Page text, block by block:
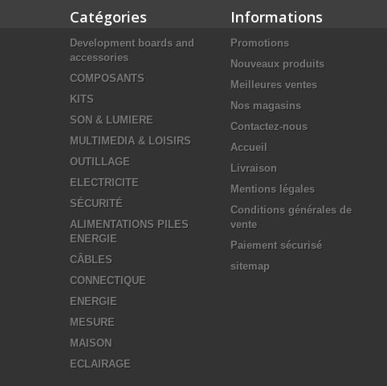
Catégories
Development boards and
accessories
COMPOSANTS
KITS
SON & LUMIERE
MULTIMEDIA & LOISIRS
OUTILLAGE
ELECTRICITE
SÉCURITÉ
ALIMENTATIONS PILES
ENERGIE
CÂBLES
CONNECTIQUE
ENERGIE
MESURE
MAISON
ECLAIRAGE
Informations
Promotions
Nouveaux produits
Meilleures ventes
Nos magasins
Contactez-nous
Accueil
Livraison
Mentions légales
Conditions générales de
vente
Paiement sécurisé
sitemap